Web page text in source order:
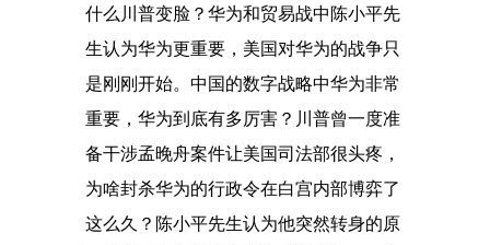
什么川普变脸？华为和贸易战中陈小平先
生认为华为更重要，美国对华为的战争只
是刚刚开始。中国的数字战略中华为非常
重要，华为到底有多厉害？川普曾一度准
备干涉孟晚舟案件让美国司法部很头疼，
为啥封杀华为的行政令在白宫内部博弈了
这么久？陈小平先生认为他突然转身的原